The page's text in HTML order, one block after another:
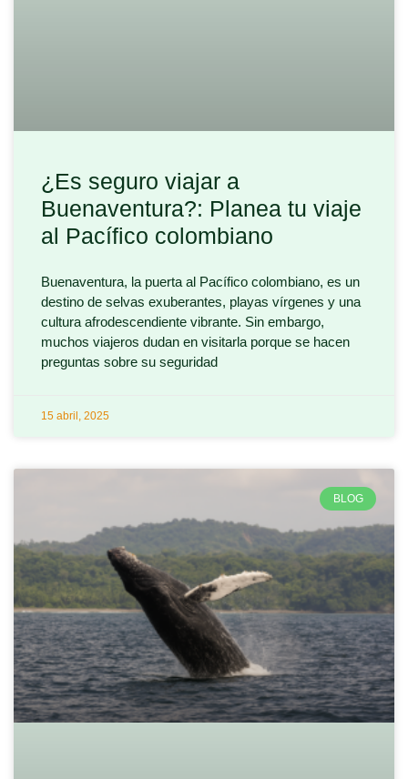
¿Es seguro viajar a
Buenaventura?: Planea tu viaje
al Pacífico colombiano
Buenaventura, la puerta al Pacífico colombiano, es un
destino de selvas exuberantes, playas vírgenes y una
cultura afrodescendiente vibrante. Sin embargo,
muchos viajeros dudan en visitarla porque se hacen
preguntas sobre su seguridad
15 abril, 2025
BLOG